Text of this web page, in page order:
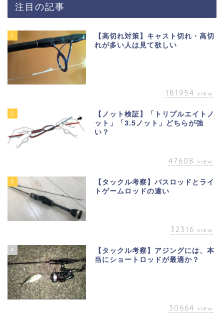
注目の記事
1
【高切れ対策】キャスト切れ・高切
れが多い人は見て欲しい
181954 view
2
【ノット検証】「トリプルエイトノ
ット」「3.5ノット」どちらが強
い？
47608 view
3
【タックル考察】バスロッドとライ
トゲームロッドの違い
32316 view
4
【タックル考察】アジングには、本
当にショートロッドが最適か？
30664 view